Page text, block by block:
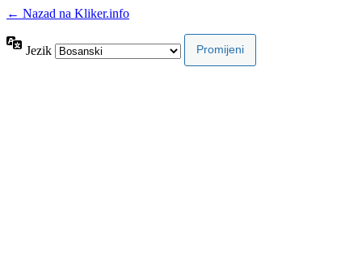
← Nazad na Kliker.info
Jezik